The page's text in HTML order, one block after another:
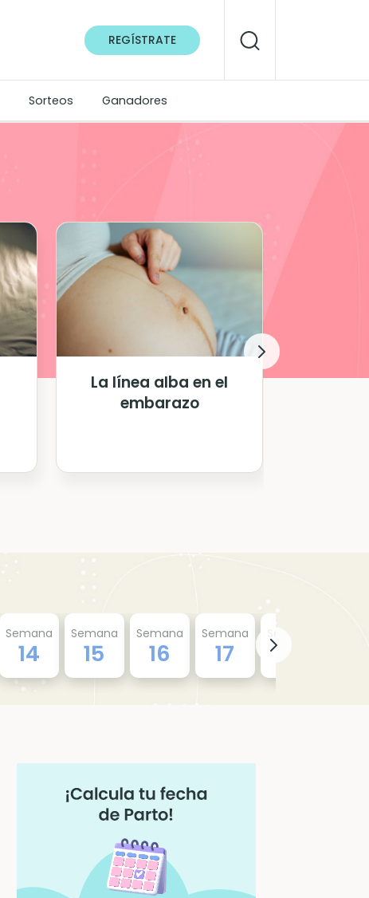
REGÍSTRATE
Sorteos Ganadores
La línea alba en el
embarazo
¿Qué
Semana
14
Semana
15
Semana
16
Semana
17